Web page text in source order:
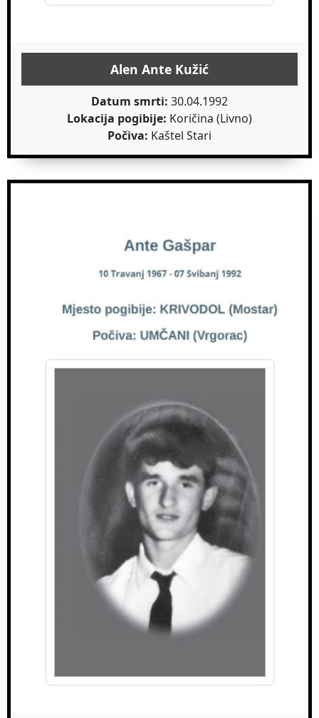
Alen Ante Kužić
Datum smrti: 30.04.1992
Lokacija pogibije: Koričina (Livno)
Počiva: Kaštel Stari